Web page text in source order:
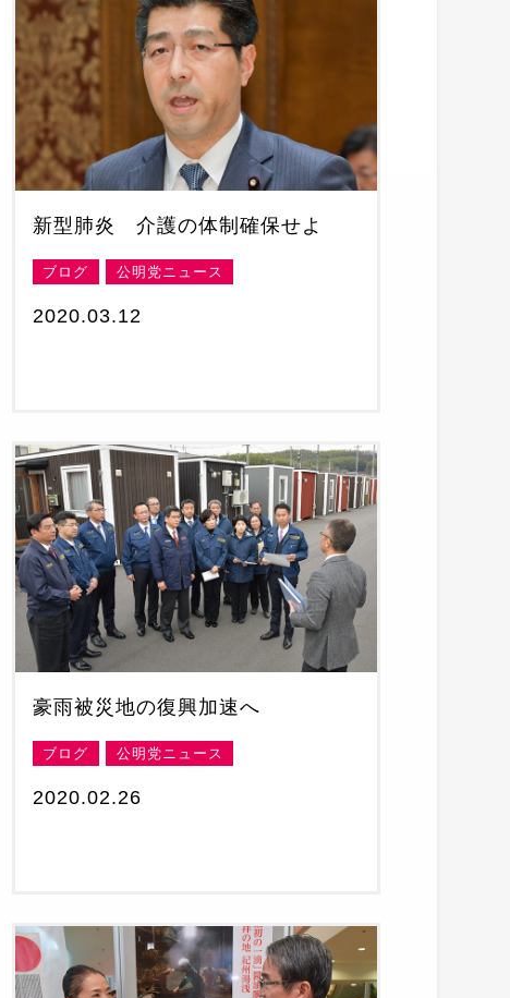
新型肺炎 介護の体制確保せよ
ブログ 公明党ニュース
2020.03.12
豪雨被災地の復興加速へ
ブログ 公明党ニュース
2020.02.26